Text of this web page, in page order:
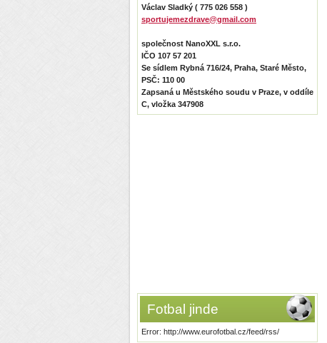
Václav Sladký ( 775 026 558 )
sportujemezdrave@gmail.com
společnost NanoXXL s.r.o.
IČO 107 57 201
Se sídlem Rybná 716/24, Praha, Staré Město,
PSČ: 110 00
Zapsaná u Městského soudu v Praze, v oddíle
C, vložka 347908
Fotbal jinde
Error: http://www.eurofotbal.cz/feed/rss/